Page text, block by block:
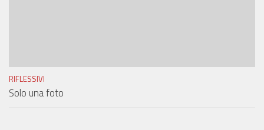
RIFLESSIVI
Solo una foto